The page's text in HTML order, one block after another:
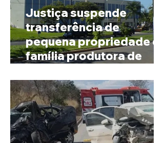
Justiça suspende
transferência de
pequena propriedade de
família produtora de